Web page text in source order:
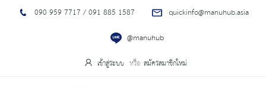
090 959 7717 / 091 885 1587
quickinfo@manuhub.asia
@manuhub
เข้าสู่ระบบ สมัครสมาชิกใหม่